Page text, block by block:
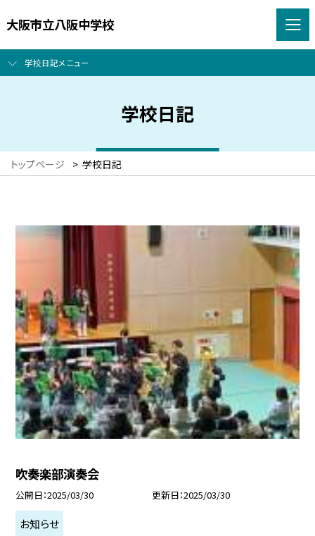
大阪市立八阪中学校
学校日記メニュー
学校日記
トップページ > 学校日記
吹奏楽部演奏会
公開日 2025/03/30 更新日 2025/03/30
お知らせ